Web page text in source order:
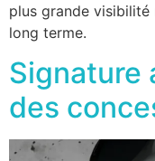
plus grande
long terme.
Signature
des